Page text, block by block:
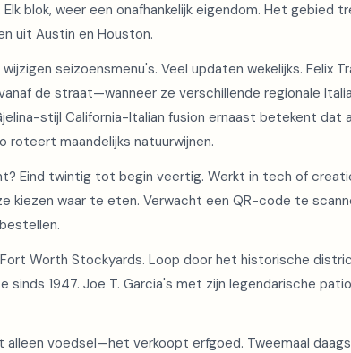
blok, weer een onafhankelijk eigendom. Het gebied
uit Austin en Houston.
seizoensmenu's. Veel updaten wekelijks. Felix
de straat—wanneer ze verschillende regionale
stijl California-Italian fusion ernaast betekent dat
roteert maandelijks natuurwijnen.
Eind twintig tot begin veertig. Werkt in tech of
kiezen waar te eten. Verwacht een QR-code te
Fort Worth Stockyards. Loop door het historische
sinds 1947. Joe T. Garcia's met zijn legendarische
voedsel—het verkoopt erfgoed. Tweemaal